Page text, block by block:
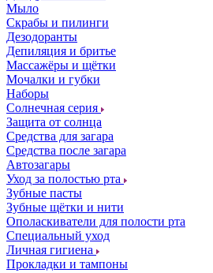
Мыло
Скрабы и пилинги
Дезодоранты
Депиляция и бритье
Массажёры и щётки
Мочалки и губки
Наборы
Солнечная серия
Защита от солнца
Средства для загара
Средства после загара
Автозагары
Уход за полостью рта
Зубные пасты
Зубные щётки и нити
Ополаскиватели для полости рта
Специальный уход
Личная гигиена
Прокладки и тампоны